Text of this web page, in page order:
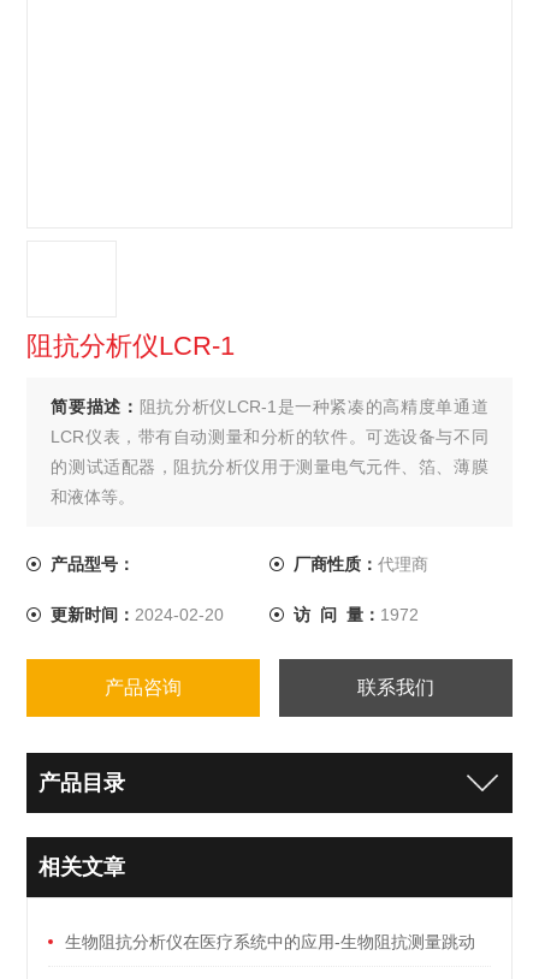
阻抗分析仪LCR-1
简要描述： 阻抗分析仪LCR-1是一种紧凑的高精度单通道
LCR仪表，带有自动测量和分析的软件。可选设备与不同
的测试适配器，阻抗分析仪用于测量电气元件、箔、薄膜
和液体等。
产品型号： 厂商性质： 代理商
更新时间： 2024-02-20 访 问 量： 1972
产品咨询 联系我们
产品目录
相关文章
生物阻抗分析仪在医疗系统中的应用-生物阻抗测量跳动